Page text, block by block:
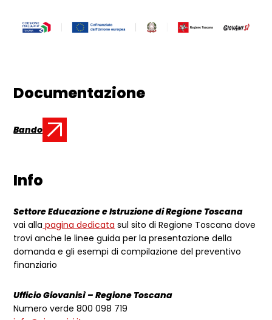
Documentazione
Documento:
Bando
Info
Settore Educazione e Istruzione di Regione Toscana
vai alla pagina dedicata sul sito di Regione Toscana dove
trovi anche le linee guida per la presentazione della
domanda e gli esempi di compilazione del preventivo
finanziario
Ufficio Giovanisì – Regione Toscana
Numero verde 800 098 719